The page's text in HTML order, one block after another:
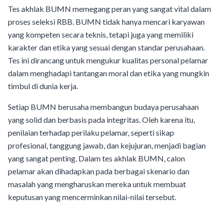
Tes akhlak BUMN memegang peran yang sangat vital dalam
proses seleksi RBB. BUMN tidak hanya mencari karyawan
yang kompeten secara teknis, tetapi juga yang memiliki
karakter dan etika yang sesuai dengan standar perusahaan.
Tes ini dirancang untuk mengukur kualitas personal pelamar
dalam menghadapi tantangan moral dan etika yang mungkin
timbul di dunia kerja.
Setiap BUMN berusaha membangun budaya perusahaan
yang solid dan berbasis pada integritas. Oleh karena itu,
penilaian terhadap perilaku pelamar, seperti sikap
profesional, tanggung jawab, dan kejujuran, menjadi bagian
yang sangat penting. Dalam tes akhlak BUMN, calon
pelamar akan dihadapkan pada berbagai skenario dan
masalah yang mengharuskan mereka untuk membuat
keputusan yang mencerminkan nilai-nilai tersebut.